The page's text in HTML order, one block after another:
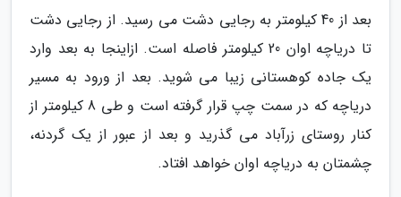
بعد از 40 کیلومتر به رجایی دشت می رسید. از رجایی دشت
تا دریاچه اوان 20 کیلومتر فاصله است. ازاینجا به بعد وارد
یک جاده کوهستانی زیبا می شوید. بعد از ورود به مسیر
دریاچه که در سمت چپ قرار گرفته است و طی 8 کیلومتر از
کنار روستای زرآباد می گذرید و بعد از عبور از یک گردنه،
چشمتان به دریاچه اوان خواهد افتاد.